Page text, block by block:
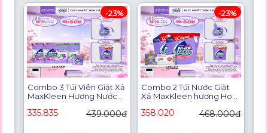
Combo 3 Túi Viên Giặt Xả
MaxKleen Hương Nước
Hoa Huyền Diệu (Túi 34+4
Viên)
335.835 439.000đ
-23%
Combo 2 Túi Nước Giặt
Xả MaxKleen hương Hoa
Nắng (3.8kg/túi) + Lau Bề
Mặt Đa Năng
358.020 468.000đ
-23%